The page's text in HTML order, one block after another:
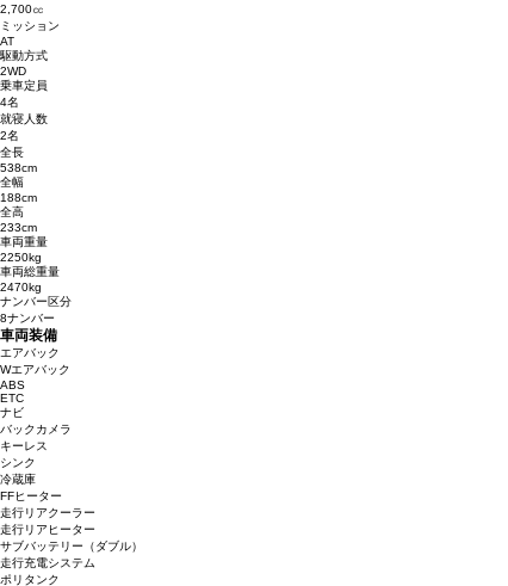
2,700㏄
ミッション
AT
駆動方式
2WD
乗車定員
4名
就寝人数
2名
全長
538cm
全幅
188cm
全高
233cm
車両重量
2250kg
車両総重量
2470kg
ナンバー区分
8ナンバー
車両装備
エアバック
Wエアバック
ABS
ETC
ナビ
バックカメラ
キーレス
シンク
冷蔵庫
FFヒーター
走行リアクーラー
走行リアヒーター
サブバッテリー（ダブル）
走行充電システム
ポリタンク